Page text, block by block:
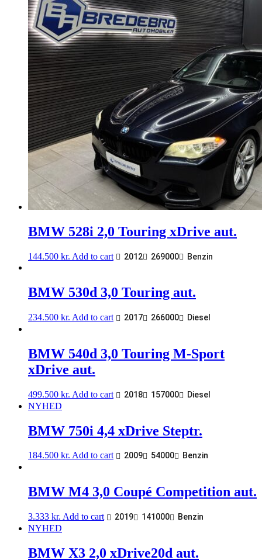
BMW 528i 2,0 Touring xDrive aut.
144.500 kr. Add to cart 2012 269000 Benzin
BMW 530d 3,0 Touring aut.
234.500 kr. Add to cart 2017 266000 Diesel
BMW 540d 3,0 Touring M-Sport
xDrive aut.
499.500 kr. Add to cart 2018 157000 Diesel
NYHED
BMW 750i 4,4 xDrive Steptr.
184.500 kr. Add to cart 2009 54000 Benzin
BMW M4 3,0 Coupé Competition aut.
3.333 kr. Add to cart 2019 141000 Benzin
NYHED
BMW X3 2,0 xDrive20d aut.